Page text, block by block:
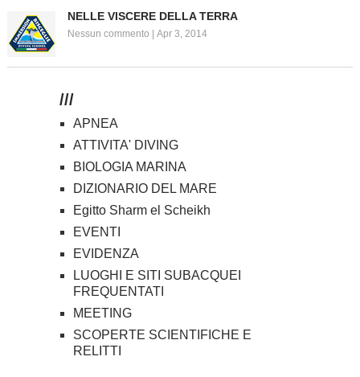
NELLE VISCERE DELLA TERRA
Nessun commento Apr 3, 2014
///
APNEA
ATTIVITA' DIVING
BIOLOGIA MARINA
DIZIONARIO DEL MARE
Egitto Sharm el Scheikh
EVENTI
EVIDENZA
LUOGHI E SITI SUBACQUEI
FREQUENTATI
MEETING
SCOPERTE SCIENTIFICHE E
RELITTI